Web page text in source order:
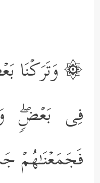
۞ وَتَرَكۡنَا
فِی بَعۡضࣲۖ
فَجَمَعۡنَـٰهُمۡ